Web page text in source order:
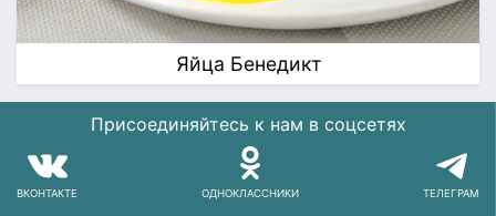
Яйца Бенедикт
Присоединяйтесь к нам в соцсетях
ВКОНТАКТЕ ОДНОКЛАССНИКИ ТЕЛЕГРАМ